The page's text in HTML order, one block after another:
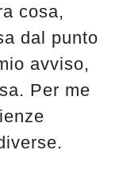
cosa,
dal punto
avviso,
Per me